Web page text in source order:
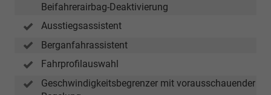
Beifahrerairbag-Deaktivierung
Ausstiegsassistent
Berganfahrassistent
Fahrprofilauswahl
Geschwindigkeitsbegrenzer mit vorausschauender